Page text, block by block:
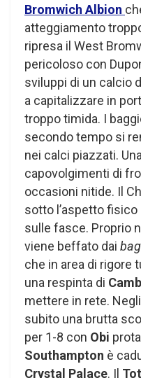
Bromwich Albion
atteggiamento
ripresa il West
pericoloso con
sviluppi di un calcio
a capitalizzare in
troppo timida. I
secondo tempo si
nei calci piazzati.
capovolgimenti di
occasioni nitide. Il
sotto l’aspetto
sulle fasce. Proprio
viene beffato dai
che in area di rigore
una respinta di
mettere in rete.
subito una brutta
per 1-8 con Obi
Southampton è
Crystal Palace. Il